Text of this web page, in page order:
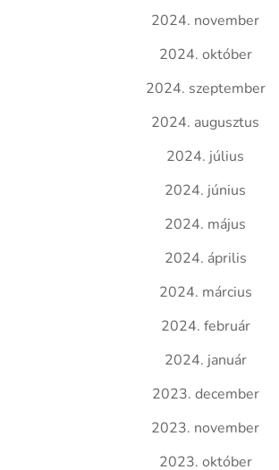
2024. november
2024. október
2024. szeptember
2024. augusztus
2024. július
2024. június
2024. május
2024. április
2024. március
2024. február
2024. január
2023. december
2023. november
2023. október